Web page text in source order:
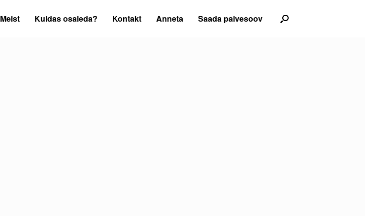
Meist Kuidas osaleda? Kontakt Anneta Saada palvesoov